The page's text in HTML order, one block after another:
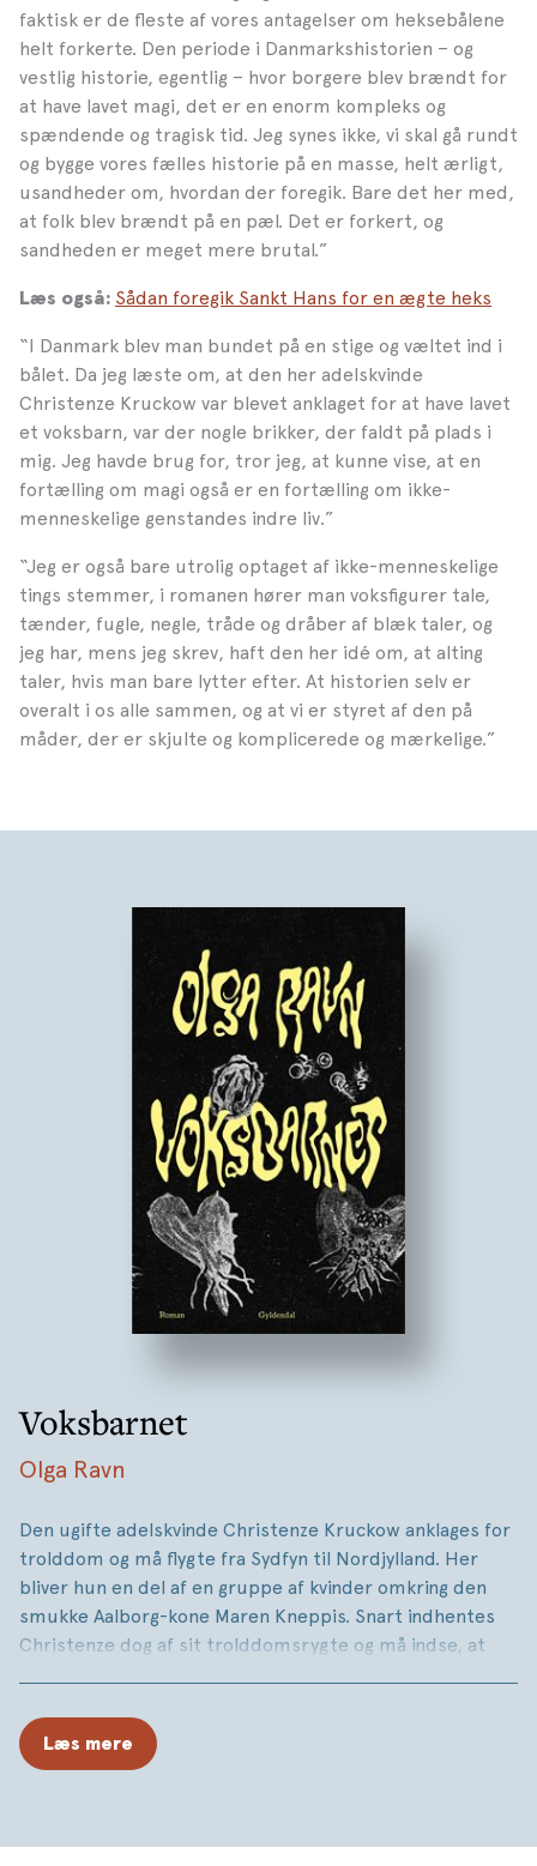
faktisk er de fleste af vores antagelser om heksebålene
helt forkerte. Den periode i Danmarkshistorien – og
vestlig historie, egentlig – hvor borgere blev brændt for
at have lavet magi, det er en enorm kompleks og
spændende og tragisk tid. Jeg synes ikke, vi skal gå rundt
og bygge vores fælles historie på en masse, helt ærligt,
usandheder om, hvordan der foregik. Bare det her med,
at folk blev brændt på en pæl. Det er forkert, og
sandheden er meget mere brutal.”
Læs også: Sådan foregik Sankt Hans for en ægte heks
“I Danmark blev man bundet på en stige og væltet ind i
bålet. Da jeg læste om, at den her adelskvinde
Christenze Kruckow var blevet anklaget for at have lavet
et voksbarn, var der nogle brikker, der faldt på plads i
mig. Jeg havde brug for, tror jeg, at kunne vise, at en
fortælling om magi også er en fortælling om ikke-
menneskelige genstandes indre liv.”
“Jeg er også bare utrolig optaget af ikke-menneskelige
tings stemmer, i romanen hører man voksfigurer tale,
tænder, fugle, negle, tråde og dråber af blæk taler, og
jeg har, mens jeg skrev, haft den her idé om, at alting
taler, hvis man bare lytter efter. At historien selv er
overalt i os alle sammen, og at vi er styret af den på
måder, der er skjulte og komplicerede og mærkelige.”
Voksbarnet
Olga Ravn
Den ugifte adelskvinde Christenze Kruckow anklages for
trolddom og må flygte fra Sydfyn til Nordjylland. Her
bliver hun en del af en gruppe af kvinder omkring den
smukke Aalborg-kone Maren Kneppis. Snart indhentes
Christenze dog af sit trolddomsrygte og må indse, at
Den centrale anklage mod Christenze er, at hun skulle
kvindernes skæbne.
Læs mere